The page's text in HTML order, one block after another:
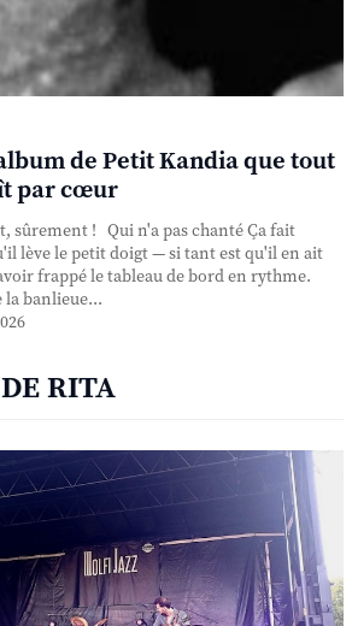
de Petit Kandia que tout
par cœur
sûrement ! Qui n'a pas chanté Ça fait
lève le petit doigt — si tant est qu'il en ait
frappé le tableau de bord en rythme.
banlieue...
RITA